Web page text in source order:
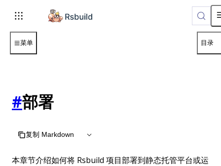
菜单 目录
#部署
复制 Markdown
本章节介绍如何将 Rsbuild 项目部署到静态托管平台或运